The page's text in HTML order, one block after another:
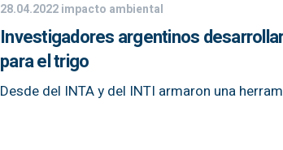
28.04.2022impacto ambiental
Investigadores argentinos
para el trigo
Desde del INTA y del INTI armaron una